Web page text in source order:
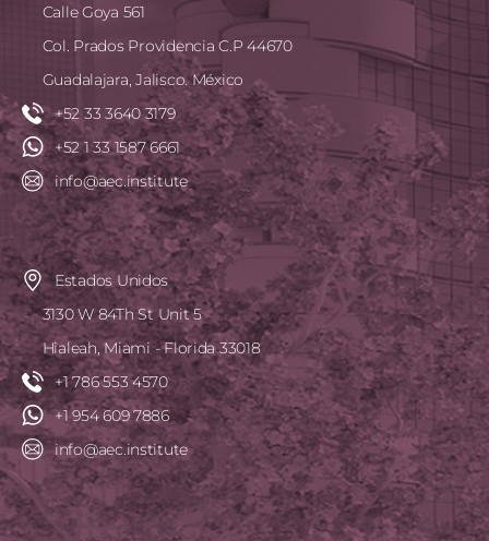
Calle Goya 561
Col. Prados Providencia C.P 44670
Guadalajara, Jalisco. México
+52 33 3640 3179
+52 1 33 1587 6661
info@aec.institute
Estados Unidos
3130 W 84Th St Unit 5
Hialeah, Miami - Florida 33018
+1 786 553 4570
+1 954 609 7886
info@aec.institute